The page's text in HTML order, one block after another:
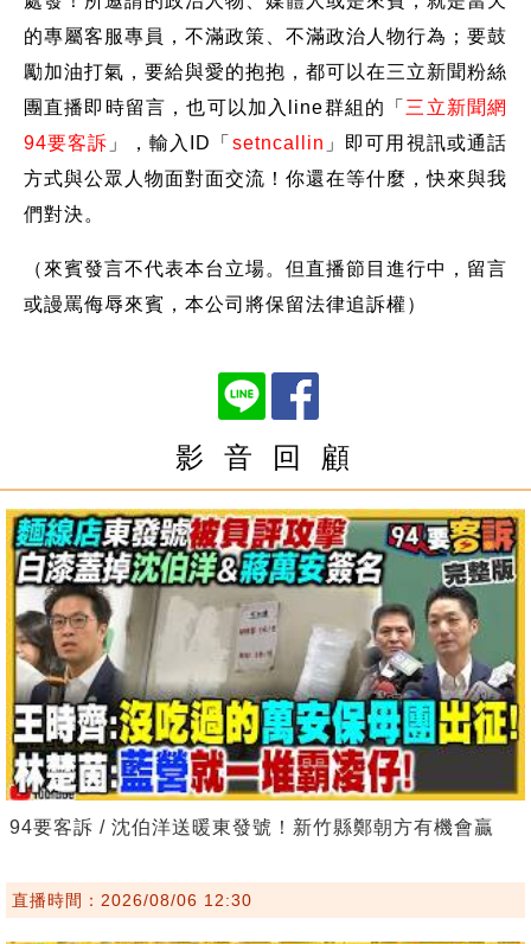
的專屬客服專員，不滿政策、不滿政治人物行為；要鼓
勵加油打氣，要給與愛的抱抱，都可以在三立新聞粉絲
團直播即時留言，也可以加入line群組的「 三立新聞網
94要客訴 」，輸入ID「 setncallin 」即可用視訊或通話
方式與公眾人物面對面交流！你還在等什麼，快來與我
們對決。
（來賓發言不代表本台立場。但直播節目進行中，留言
或謾罵侮辱來賓，本公司將保留法律追訴權）
影 音 回 顧
94要客訴 / 沈伯洋送暖東發號！新竹縣鄭朝方有機會贏
直播時間：2026/08/06 12:30